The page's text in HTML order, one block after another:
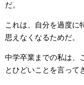
だ。
これは、自分を過度に
思えなくなるためだ。
中学卒業までの私は、
とひどいことを言って